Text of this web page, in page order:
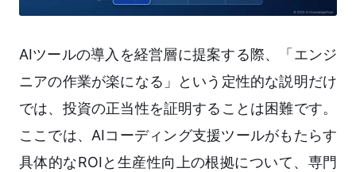
AIツールの導入を経営層に提案する際、「エンジ
ニアの作業が楽になる」という定性的な説明だけ
では、投資の正当性を証明することは困難です。
ここでは、AIコーディング支援ツールがもたらす
具体的なROIと生産性向上の根拠について、専門